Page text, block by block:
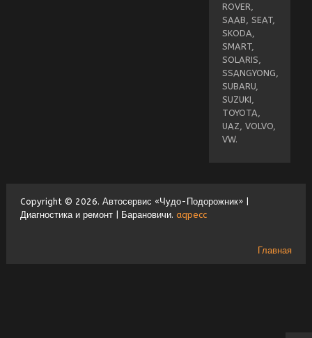
ROVER,
SAAB, SEAT,
SKODA,
SMART,
SOLARIS,
SSANGYONG,
SUBARU,
SUZUKI,
TOYOTA,
UAZ, VOLVO,
VW.
Copyright © 2026. Автосервис «Чудо-Подорожник» |
Диагностика и ремонт | Барановичи. aqpecc
Главная